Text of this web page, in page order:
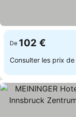
De 102 €
Consulter les prix de